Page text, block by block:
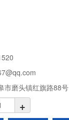
市磨头镇红旗路88号
+